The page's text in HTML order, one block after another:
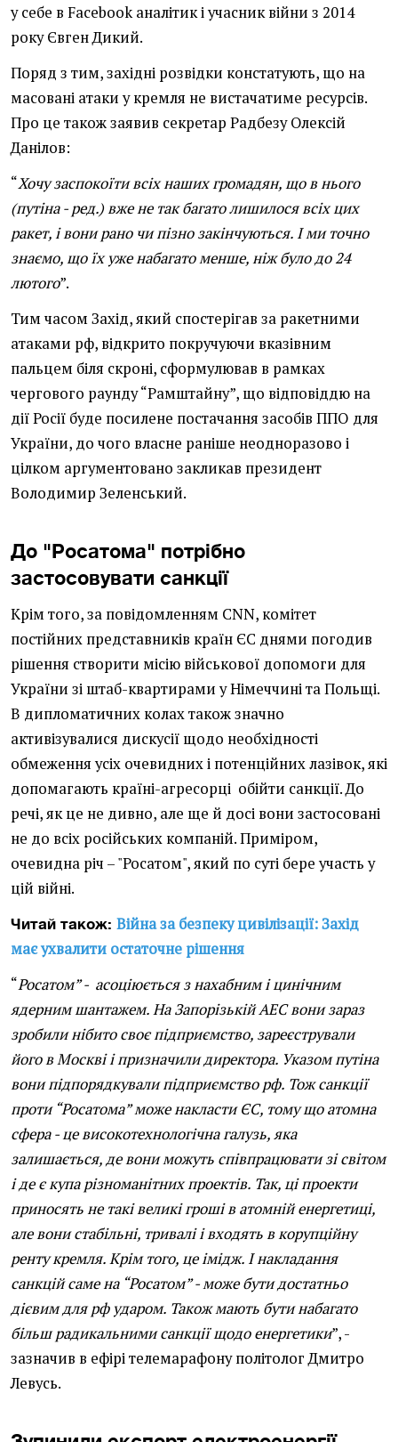
у себе в Facebook аналітик і учасник війни з 2014
року Євген Дикий.
Поряд з тим, західні розвідки констатують, що на
масовані атаки у кремля не вистачатиме ресурсів.
Про це також заявив секретар Радбезу Олексій
Данілов:
“Хочу заспокоїти всіх наших громадян, що в нього
(путіна - ред.) вже не так багато лишилося всіх цих
ракет, і вони рано чи пізно закінчуються. І ми точно
знаємо, що їх уже набагато менше, ніж було до 24
лютого”.
Тим часом Захід, який спостерігав за ракетними
атаками рф, відкрито покручуючи вказівним
пальцем біля скроні, сформулював в рамках
чергового раунду “Рамштайну”, що відповіддю на
дії Росії буде посилене постачання засобів ППО для
України, до чого власне раніше неодноразово і
цілком аргументовано закликав президент
Володимир Зеленський.
До "Росатома" потрібно
застосовувати санкції
Крім того, за повідомленням CNN, комітет
постійних представників країн ЄС днями погодив
рішення створити місію військової допомоги для
України зі штаб-квартирами у Німеччині та Польщі.
В дипломатичних колах також значно
активізувалися дискусії щодо необхідності
обмеження усіх очевидних і потенційних лазівок, які
допомагають країні-агресорці обійти санкції. До
речі, як це не дивно, але ще й досі вони застосовані
не до всіх російських компаній. Приміром,
очевидна річ – "Росатом", який по суті бере участь у
цій війні.
Читай також: Війна за безпеку цивілізації: Захід
має ухвалити остаточне рішення
“Росатом” - асоціюється з нахабним і цинічним
ядерним шантажем. На Запорізькій АЕС вони зараз
зробили нібито своє підприємство, зареєстрували
його в Москві і призначили директора. Указом путіна
вони підпорядкували підприємство рф. Тож санкції
проти “Росатома” може накласти ЄС, тому що атомна
сфера - це високотехнологічна галузь, яка
залишається, де вони можуть співпрацювати зі світом
і де є купа різноманітних проектів. Так, ці проекти
приносять не такі великі гроші в атомній енергетиці,
але вони стабільні, тривалі і входять в корупційну
ренту кремля. Крім того, це імідж. І накладання
санкцій саме на “Росатом” - може бути достатньо
дієвим для рф ударом. Також мають бути набагато
більш радикальними санкції щодо енергетики”, -
зазначив в ефірі телемарафону політолог Дмитро
Левусь.